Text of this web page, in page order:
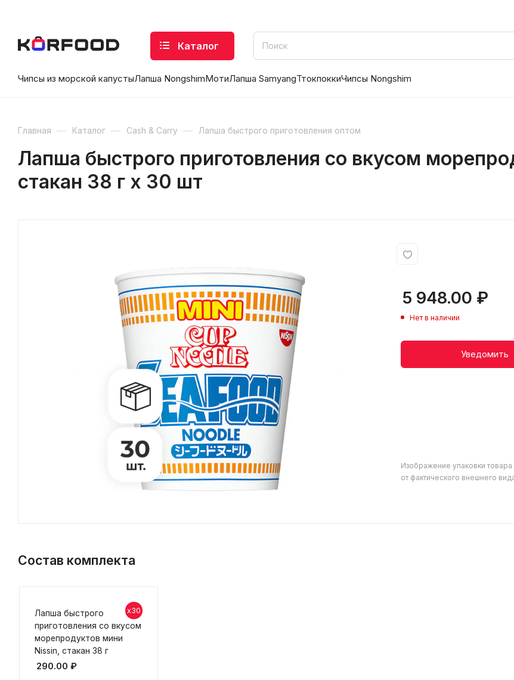
Каталог
Чипсы из морской капустыЛапша NongshimМотиЛапша SamyangТтокпоккиЧипсы Nongshim
Главная — Каталог — Cash & Carry — Лапша быстрого приготовления оптом
Лапша быстрого приготовления со вкусом
стакан 38 г х 30 шт
5 948.00 ₽
Нет в наличии
Уведомить
Изображение упаковки товара
от фактического внешнего
Состав комплекта
x30
Лапша быстрого
приготовления со вкусом
морепродуктов мини
Nissin, стакан 38 г
290.00 ₽